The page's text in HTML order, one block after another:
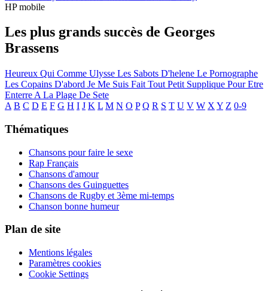
HP mobile
Les plus grands succès de Georges
Brassens
Heureux Qui Comme Ulysse Les Sabots D'helene Le Pornographe
Les Copains D'abord Je Me Suis Fait Tout Petit Supplique Pour Etre
Enterre A La Plage De Sete
A B C D E F G H I J K L M N O P Q R S T U V W X Y Z 0-9
Thématiques
Chansons pour faire le sexe
Rap Français
Chansons d'amour
Chansons des Guinguettes
Chansons de Rugby et 3ème mi-temps
Chanson bonne humeur
Plan de site
Mentions légales
Paramètres cookies
Cookie Settings